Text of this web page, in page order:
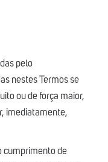
pelo
nestes Termos se
ou de força maior,
imediatamente,
cumprimento de